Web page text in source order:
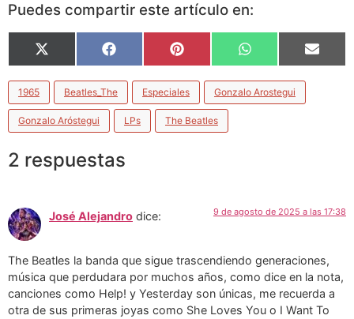
Puedes compartir este artículo en:
X
(Twitter)
Facebook Pinterest WhatsApp Email
1965 Beatles_The Especiales Gonzalo Arostegui
Gonzalo Aróstegui LPs The Beatles
2 respuestas
José Alejandro dice: 9 de agosto de 2025 a las 17:38
The Beatles la banda que sigue trascendiendo generaciones,
música que perdudara por muchos años, como dice en la nota,
canciones como Help! y Yesterday son únicas, me recuerda a
otra de sus primeras joyas como She Loves You o I Want To